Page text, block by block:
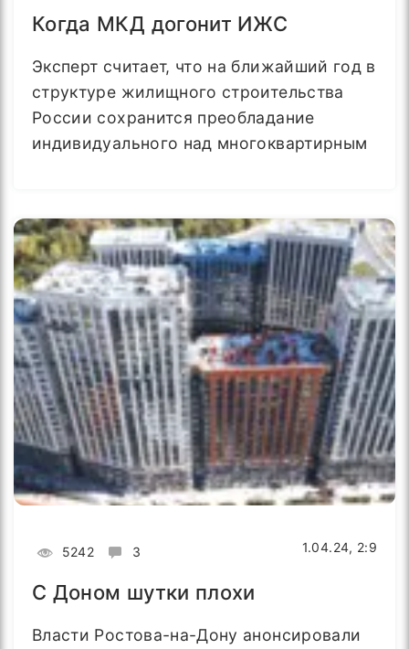
Когда МКД догонит ИЖС
Эксперт считает, что на ближайший год в
структуре жилищного строительства
России сохранится преобладание
индивидуального над многоквартирным
5242 3 1.04.24, 2:9
С Доном шутки плохи
Власти Ростова-на-Дону анонсировали